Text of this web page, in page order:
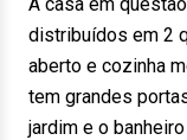
distribuídos em 2
aberto e cozinha
tem grandes
jardim e o